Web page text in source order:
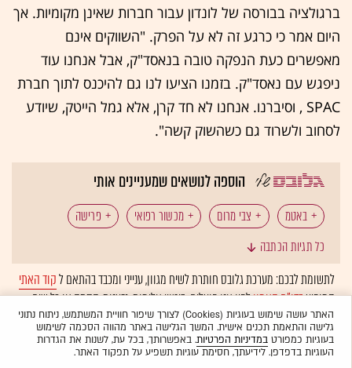
ברגולציה בבורסה של לונדון עבור חברות שאינן מקומיות. אך
היום אמר כי כרגע זה לא על הפרק. "השווקים אינם
מאפשרים כעת הנפקה טובה בנאסד"ק, אבל אנחנו עוד
ניפגש עם נאסד"ק. בזמנו הציעו לנו גם להיכנס לתוך חברת
SPAC , וסיברנו. אנחנו לא חד קרן, אלא גמל הייטק, שיודע
לסחוב ולשרוד גם כשהשוק קשה".
הוספה לנושאים שמעניינים אותי
באטמ צבי מרום מכשור רפואי
פרישה
כל תגיות הכתבה
לתשומת לבכם: מערכת גלובס חותרת לשיח מגוון, ענייני ומכבד בהתאם לקוד האתי
המופיעבדו"ח האמוןלפיו אנו פועלים. ביטויי אלימות, גזענות, הסתה או כל שיח
בלתי הולם אחר מסוננים בצורהאוטומטיתולא יפורסמו באתר.
האתר עושה שימוש בעוגיות (Cookies) לצורך שיפור חוויית המשתמש, ניתוח נתוני
גלישה והתאמת תכנים אישית. המשך הגלישה באתר מהווה הסכמה לשימוש
בעוגיות כמפורטבמדיניות הפרטיות. באפשרותך, בכל עת, לשנות את הגדרות
העוגיות בדפדפן. לידיעתך, חסימת עוגיות תשפיע על תפקוד האתר.